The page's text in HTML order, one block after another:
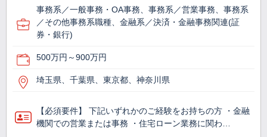
事務系／一般事務・OA事務、事務系／営業事務、事務系
／その他事務系職種、金融系／決済・金融事務関連(証
券・銀行)
500万円～900万円
埼玉県、千葉県、東京都、神奈川県
【必須要件】 下記いずれかのご経験をお持ちの方 ・金融
機関での営業または事務 ・住宅ローン業務に関わ…